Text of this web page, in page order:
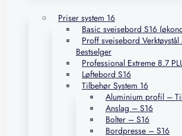
Priser system 16
Basic sveisebord S16
Proff sveisebord
Bestselger
Professional Extreme 8.7
Løftebord S16
Tilbehør System 16
Aluminium profil –
Anslag – S16
Bolter – S16
Bordpresse – S16